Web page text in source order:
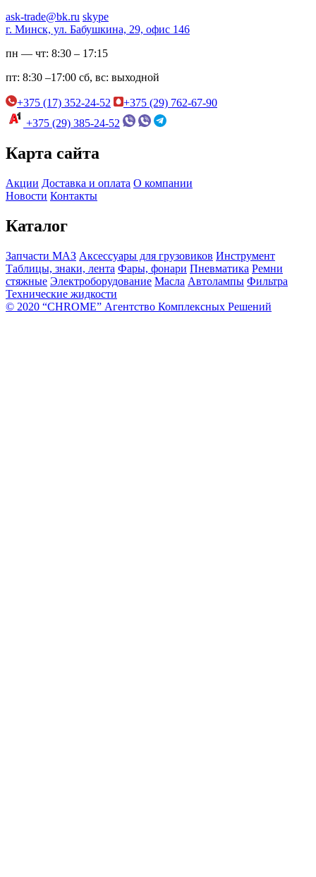
ask-trade@bk.ru skype
г. Минск, ул. Бабушкина, 29, офис 146
пн — чт: 8:30 – 17:15
пт: 8:30 –17:00 сб, вс: выходной
+375 (17) 352-24-52
+375 (29) 762-67-90
+375 (29) 385-24-52
Карта сайта
Акции Доставка и оплата О компании
Новости Контакты
Каталог
Запчасти МАЗ Аксессуары для грузовиков Инструмент
Таблицы, знаки, лента Фары, фонари Пневматика Ремни
стяжные Электроборудование Масла Автолампы Фильтра
Технические жидкости
© 2020 “CHROME” Агентство Комплексных Решений